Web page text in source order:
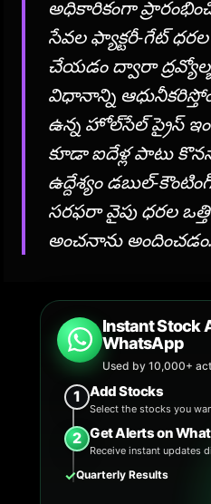
అధికారికంగా
సేవల ఫ్యాక్టరీ-గేట్
చేయడం ద్వారా
విధానాన్ని
ఉన్న హోల్‌సేల్ ప్రైస్
కూడా ఐదేళ్ల పాటు
ఉద్దేశ్యం డబుల్-
సరఫరా వైపు ధరల
అంచనాను అందించడం.
Instant Stock
WhatsApp
Used by 10,000+
1 Add Stocks
Select the stocks you
2 Get Alerts on
Receive instant updates
✓Quarterly Results